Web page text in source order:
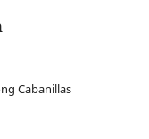
Cabanillas